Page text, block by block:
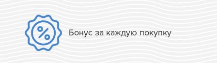
Бонус за каждую покупку